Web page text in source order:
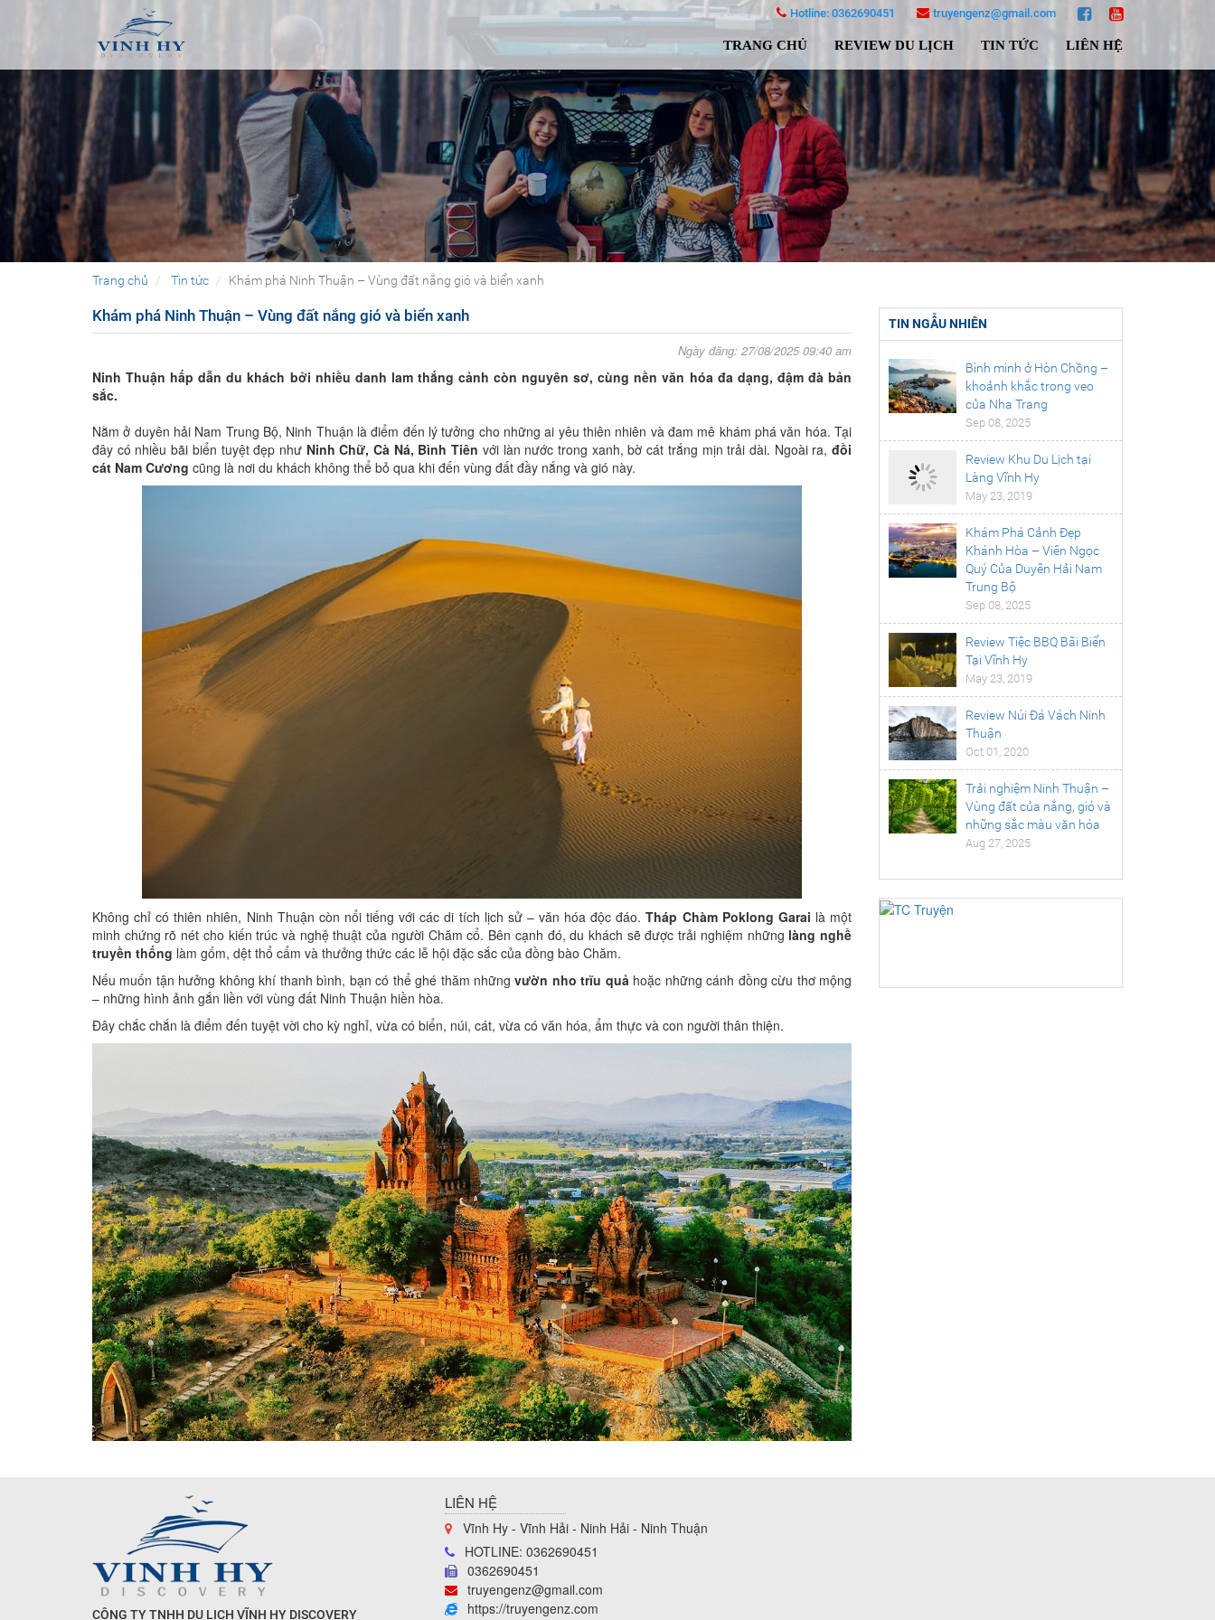
Hotline: 0362690451 truyengenz@gmail.com
TRANG CHỦ REVIEW DU LỊCH TIN TỨC LIÊN HỆ
Trang chủ Tin tức Khám phá Ninh Thuận – Vùng đất nắng gió và biển xanh
Khám phá Ninh Thuận – Vùng đất nắng gió và biển xanh
Ngày đăng: 27/08/2025 09:40 am
Ninh Thuận hấp dẫn du khách bởi nhiều danh lam thắng cảnh còn nguyên sơ, cùng nền văn hóa đa dạng, đậm đà bản
sắc.
Nằm ở duyên hải Nam Trung Bộ, Ninh Thuận là điểm đến lý tưởng cho những ai yêu thiên nhiên và đam mê khám phá văn hóa. Tại
đây có nhiều bãi biển tuyệt đẹp như Ninh Chữ, Cà Ná, Bình Tiên với làn nước trong xanh, bờ cát trắng mịn trải dài. Ngoài ra,đồi
cát Nam Cương cũng là nơi du khách không thể bỏ qua khi đến vùng đất đầy nắng và gió này.
Không chỉ có thiên nhiên, Ninh Thuận còn nổi tiếng với các di tích lịch sử – văn hóa độc đáo.Tháp Chàm Poklong Garai là một
minh chứng rõ nét cho kiến trúc và nghệ thuật của người Chăm cổ. Bên cạnh đó, du khách sẽ được trải nghiệm những làng nghề
truyền thống làm gốm, dệt thổ cẩm và thưởng thức các lễ hội đặc sắc của đồng bào Chăm.
Nếu muốn tận hưởng không khí thanh bình, bạn có thể ghé thăm nhữngvườn nho trĩu quảhoặc những cánh đồng cừu thơ mộng
– những hình ảnh gắn liền với vùng đất Ninh Thuận hiền hòa.
Đây chắc chắn là điểm đến tuyệt vời cho kỳ nghỉ, vừa có biển, núi, cát, vừa có văn hóa, ẩm thực và con người thân thiện.
TIN NGẪU NHIÊN
Bình minh ở Hòn Chồng –
khoảnh khắc trong veo
của Nha Trang
Sep 08, 2025
Review Khu Du Lịch tại
Làng Vĩnh Hy
May 23, 2019
Khám Phá Cảnh Đẹp
Khánh Hòa – Viên Ngọc
Quý Của Duyên Hải Nam
Trung Bộ
Sep 08, 2025
Review Tiệc BBQ Bãi Biển
Tại Vĩnh Hy
May 23, 2019
Review Núi Đá Vách Ninh
Thuận
Oct 01, 2020
Trải nghiệm Ninh Thuận –
Vùng đất của nắng, gió và
những sắc màu văn hóa
Aug 27, 2025
CÔNG TY TNHH DU LỊCH VĨNH HY DISCOVERY
LIÊN HỆ
Vĩnh Hy - Vĩnh Hải - Ninh Hải - Ninh Thuận
HOTLINE: 0362690451
0362690451
truyengenz@gmail.com
https://truyengenz.com